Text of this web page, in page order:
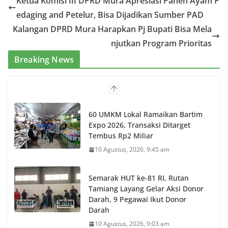
edaging and Petelur, Bisa Dijadikan Sumber PAD
Kalangan DPRD Mura Harapkan Pj Bupati Bisa Mela
njutkan Program Prioritas
Breaking News
60 UMKM Lokal Ramaikan Bartim
Expo 2026, Transaksi Ditarget
Tembus Rp2 Miliar
10 Agustus, 2026, 9:45 am
Semarak HUT ke-81 RI, Rutan
Tamiang Layang Gelar Aksi Donor
Darah, 9 Pegawai Ikut Donor
Darah
10 Agustus, 2026, 9:03 am